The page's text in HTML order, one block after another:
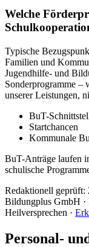
Welche
Typische
Familien und
Jugendhilfe- und
Sonderprogramme –
unserer Leistungen,
BuT-
Startchancen
Kommunale
BuT-Anträge laufen
schulische
Redaktionell geprüft:
Bildungplus GmbH
Heilversprechen ·
Personal-